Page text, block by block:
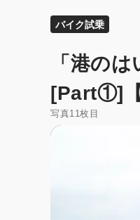
バイク試乗
「港の
[Part①]【
写真11枚目